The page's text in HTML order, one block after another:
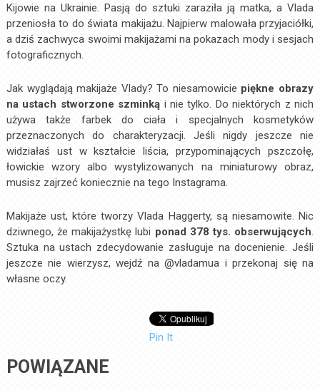
Kijowie na Ukrainie. Pasją do sztuki zaraziła ją matka, a Vlada
przeniosła to do świata makijażu. Najpierw malowała przyjaciółki,
a dziś zachwyca swoimi makijażami na pokazach mody i sesjach
fotograficznych.
Jak wyglądają makijaże Vlady? To niesamowicie piękne obrazy
na ustach stworzone szminką i nie tylko. Do niektórych z nich
używa także farbek do ciała i specjalnych kosmetyków
przeznaczonych do charakteryzacji. Jeśli nigdy jeszcze nie
widziałaś ust w kształcie liścia, przypominających pszczołę,
łowickie wzory albo wystylizowanych na miniaturowy obraz,
musisz zajrzeć koniecznie na tego Instagrama.
Makijaże ust, które tworzy Vlada Haggerty, są niesamowite. Nic
dziwnego, że makijażystkę lubi ponad 378 tys. obserwujących.
Sztuka na ustach zdecydowanie zasługuje na docenienie. Jeśli
jeszcze nie wierzysz, wejdź na @vladamua i przekonaj się na
własne oczy.
Pin It
POWIĄZANE